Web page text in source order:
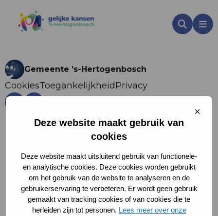
Deze website maakt gebruik van
cookies
Deze website maakt uitsluitend gebruik van functionele-
en analytische cookies. Deze cookies worden gebruikt
om het gebruik van de website te analyseren en de
gebruikerservaring te verbeteren. Er wordt geen gebruik
gemaakt van tracking cookies of van cookies die te
herleiden zijn tot personen. Lees meer over onze
Sluit
Zoeken
Gemeente ’s-Hertogenbosch
CookiesToegankelijkheidPrivacy
naar